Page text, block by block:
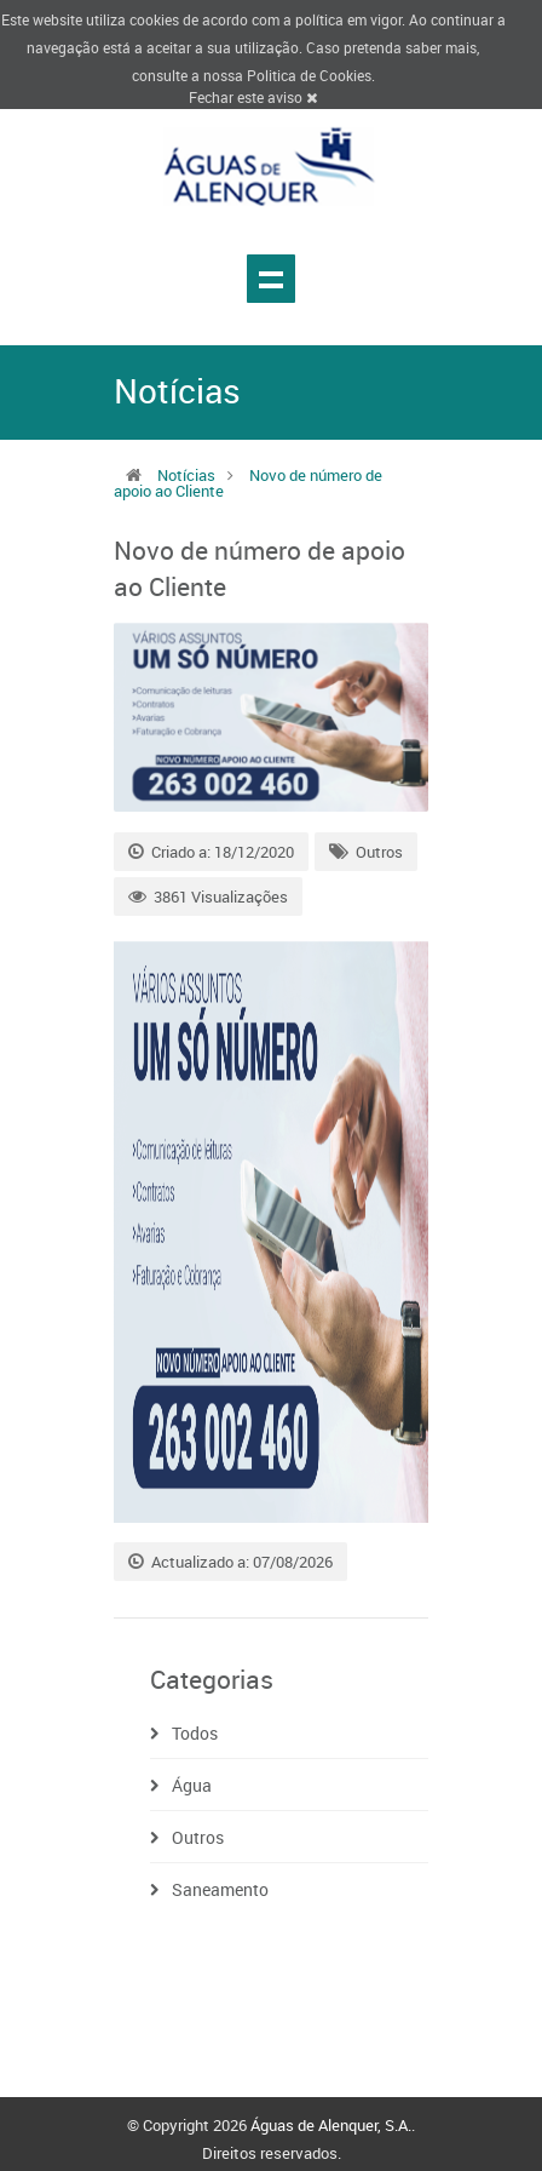
Este website utiliza cookies de acordo com a política em vigor. Ao continuar a
navegação está a aceitar a sua utilização. Caso pretenda saber mais,
consulte a nossa Politica de Cookies.
Fechar este aviso
Notícias
Notícias Novo de número de
apoio ao Cliente
Novo de número de apoio
ao Cliente
Criado a: 18/12/2020 Outros
3861 Visualizações
Actualizado a: 07/08/2026
Categorias
Todos
Água
Outros
Saneamento
© Copyright 2026Águas de Alenquer, S.A..
Direitos reservados.